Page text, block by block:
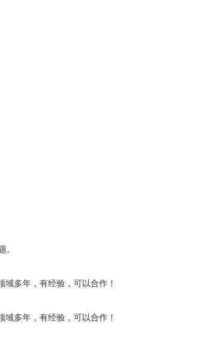
。
多年，有经验，可以合作！
多年，有经验，可以合作！